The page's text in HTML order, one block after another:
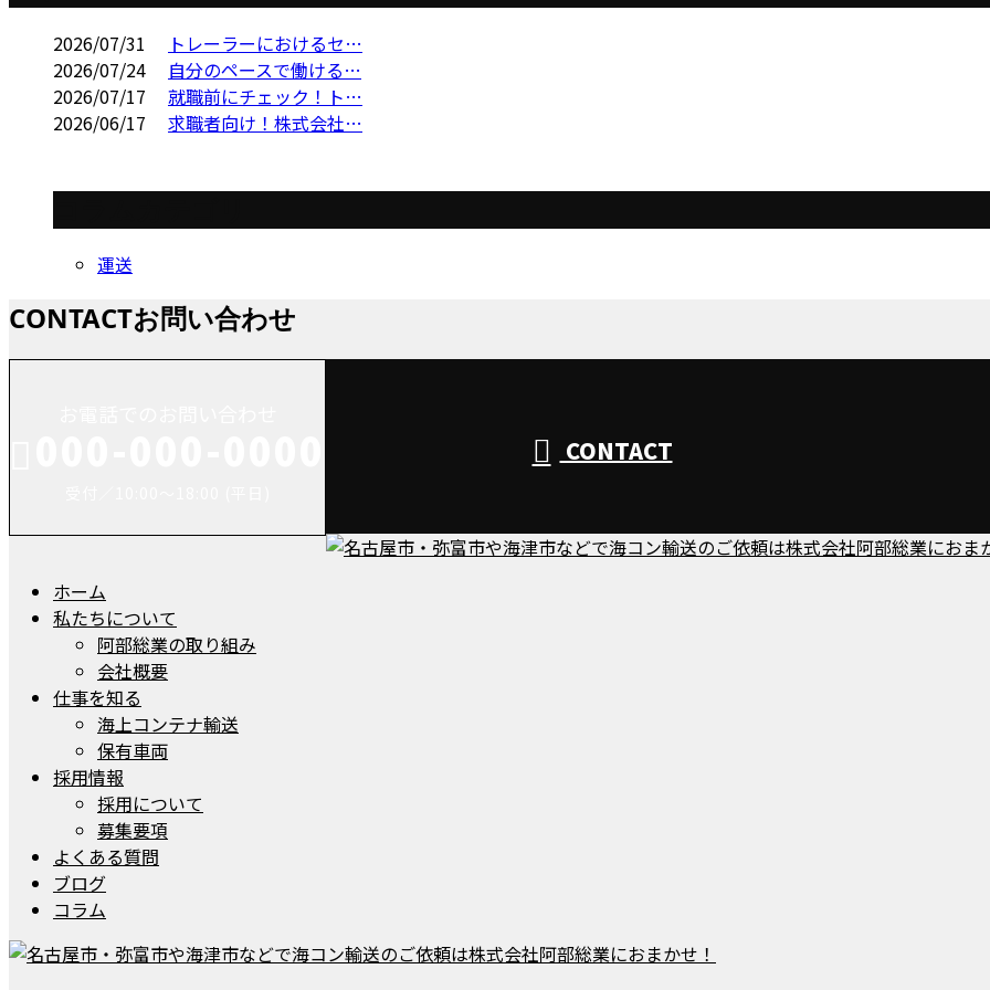
2026/07/31
トレーラーにおけるセ…
2026/07/24
自分のペースで働ける…
2026/07/17
就職前にチェック！ト…
2026/06/17
求職者向け！株式会社…
運送
CONTACTお問い合わせ
CONTACT
ホーム
私たちについて
阿部総業の取り組み
会社概要
仕事を知る
海上コンテナ輸送
保有車両
採用情報
採用について
募集要項
よくある質問
ブログ
コラム